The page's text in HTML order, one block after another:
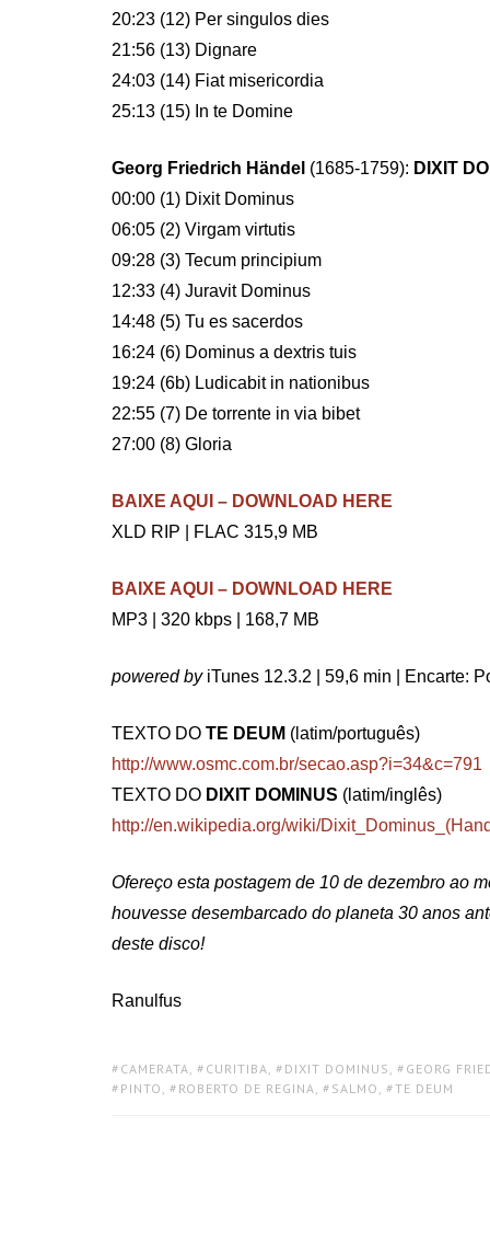
20:23 (12) Per singulos dies
21:56 (13) Dignare
24:03 (14) Fiat misericordia
25:13 (15) In te Domine
Georg Friedrich Händel (1685-1759): DIXIT
00:00 (1) Dixit Dominus
06:05 (2) Virgam virtutis
09:28 (3) Tecum principium
12:33 (4) Juravit Dominus
14:48 (5) Tu es sacerdos
16:24 (6) Dominus a dextris tuis
19:24 (6b) Ludicabit in nationibus
22:55 (7) De torrente in via bibet
27:00 (8) Gloria
BAIXE AQUI – DOWNLOAD HERE
XLD RIP | FLAC 315,9 MB
BAIXE AQUI – DOWNLOAD HERE
MP3 | 320 kbps | 168,7 MB
powered byiTunes 12.3.2 | 59,6 min | Encarte:
TEXTO DO TE DEUM (latim/português)
http://www.osmc.com.br/secao.asp?i=34&c=791
TEXTO DO DIXIT DOMINUS (latim/inglês)
http://en.wikipedia.org/wiki/
Ofereço esta postagem de 10 de dezembro ao
houvesse desembarcado do planeta 30 anos
deste disco!
Ranulfus
TAGS:
CAMERATA, CURITIBA, DIXIT DOMINUS , GEORG
PINTO , ROBERTO DE REGINA, SALMO , TE DEUM